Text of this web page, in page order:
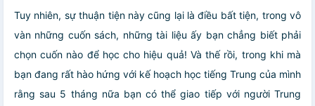
Tuy nhiên, sự thuận tiện này cũng lại là điều bất tiện, trong vô
vàn những cuốn sách, những tài liệu ấy bạn chẳng biết phải
chọn cuốn nào để học cho hiệu quả! Và thế rồi, trong khi mà
bạn đang rất hào hứng với kế hoạch học tiếng Trung của mình
rằng sau 5 tháng nữa bạn có thể giao tiếp với người Trung